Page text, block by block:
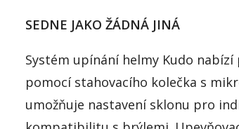
SEDNE JAKO ŽÁDNÁ JINÁ
Systém upínání helmy Kudo
pomocí stahovacího kolečka s
umožňuje nastavení sklonu pro